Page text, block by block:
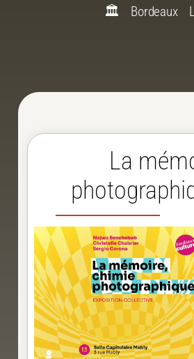
🏛️ Bordeaux
La